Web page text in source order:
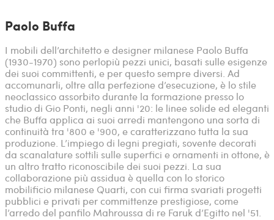
Paolo Buffa
I mobili dell’architetto e designer milanese Paolo Buffa
(1930-1970) sono perlopiù pezzi unici, basati sulle esigenze
dei suoi committenti, e per questo sempre diversi. Ad
accomunarli, oltre alla perfezione d’esecuzione, è lo stile
neoclassico assorbito durante la formazione presso lo
studio di Gio Ponti, negli anni '20: le linee solide ed eleganti
che Buffa applica ai suoi arredi mantengono una sorta di
continuità tra '800 e '900, e caratterizzano tutta la sua
produzione. L’impiego di legni pregiati, sovente decorati
da scanalature sottili sulle superfici e ornamenti in ottone, è
un altro tratto riconoscibile dei suoi pezzi. La sua
collaborazione più assidua è quella con lo storico
mobilificio milanese Quarti, con cui firma svariati progetti
pubblici e privati per committenze prestigiose, come
l’arredo del panfilo Mahroussa di re Faruk d’Egitto nel '51.